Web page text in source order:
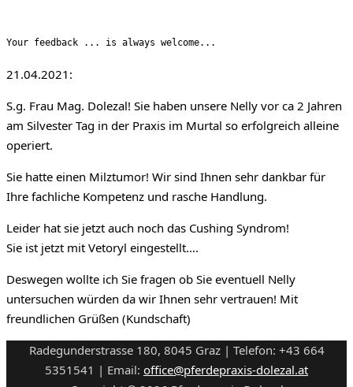
Your feedback ... is always welcome...
21.04.2021:
S.g. Frau Mag. Dolezal! Sie haben unsere Nelly vor ca 2 Jahren
am Silvester Tag in der Praxis im Murtal so erfolgreich alleine
operiert.
Sie hatte einen Milztumor! Wir sind Ihnen sehr dankbar für
Ihre fachliche Kompetenz und rasche Handlung.
Leider hat sie jetzt auch noch das Cushing Syndrom!
Sie ist jetzt mit Vetoryl eingestellt….
Deswegen wollte ich Sie fragen ob Sie eventuell Nelly
untersuchen würden da wir Ihnen sehr vertrauen! Mit
freundlichen Grüßen (Kundschaft)
Radegunderstrasse 180, 8045 Graz | Telefon: +43 664
5351541 | Email: office@pferdepraxis-dolezal.at